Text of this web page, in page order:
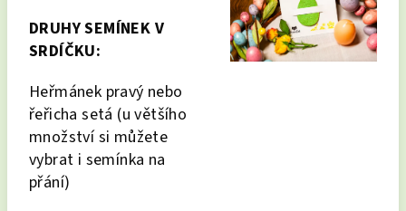
DRUHY SEMÍNEK V
SRDÍČKU:
Heřmánek pravý nebo
řeřicha setá (u většího
množství si můžete
vybrat i semínka na
přání)